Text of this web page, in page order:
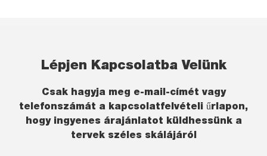
Lépjen Kapcsolatba Velünk
Csak hagyja meg e-mail-címét vagy
telefonszámát a kapcsolatfelvételi űrlapon,
hogy ingyenes árajánlatot küldhessünk a
tervek széles skálájáról